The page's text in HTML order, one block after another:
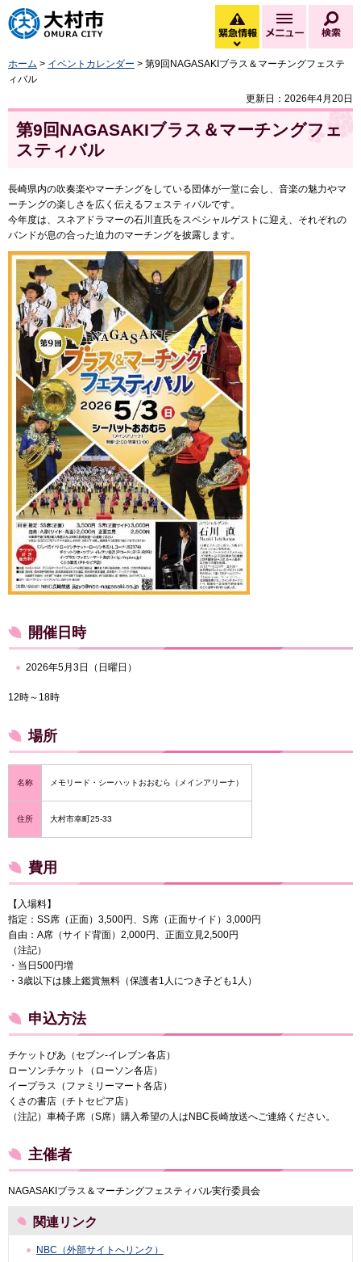
大村市
緊急情報
緊急情報を開く
メニュー
ホーム > イベントカレンダー > 第9回NAGASAKIブラス＆マーチングフェステ
ィバル
更新日：2026年4月20日
第9回NAGASAKIブラス＆マーチングフェ
スティバル
長崎県内の吹奏楽やマーチングをしている団体が一堂に会し、音楽の魅力やマ
ーチングの楽しさを広く伝えるフェスティバルです。
今年度は、スネアドラマーの石川直氏をスペシャルゲストに迎え、それぞれの
バンドが息の合った迫力のマーチングを披露します。
開催日時
2026年5月3日（日曜日）
12時～18時
場所
名称 メモリード・シーハットおおむら（メインアリーナ）
住所 大村市幸町25-33
費用
【入場料】
指定：SS席（正面）3,500円、S席（正面サイド）3,000円
自由：A席（サイド背面）2,000円、正面立見2,500円
（注記）
・当日500円増
・3歳以下は膝上鑑賞無料（保護者1人につき子ども1人）
申込方法
チケットぴあ（セブン-イレブン各店）
ローソンチケット（ローソン各店）
イープラス（ファミリーマート各店）
くさの書店（チトセピア店）
（注記）車椅子席（S席）購入希望の人はNBC長崎放送へご連絡ください。
主催者
NAGASAKIブラス＆マーチングフェスティバル実行委員会
関連リンク
NBC（外部サイトへリンク）